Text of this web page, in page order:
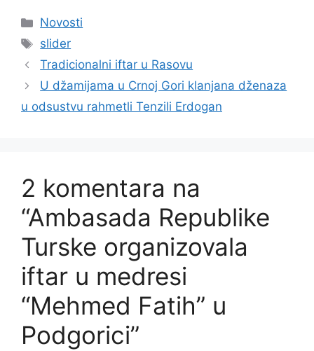
Kategorije
Novosti
Oznake
slider
Tradicionalni iftar u Rasovu
U džamijama u Crnoj Gori klanjana dženaza
u odsustvu rahmetli Tenzili Erdogan
2 komentara na
“Ambasada Republike
Turske organizovala
iftar u medresi
“Mehmed Fatih” u
Podgorici”